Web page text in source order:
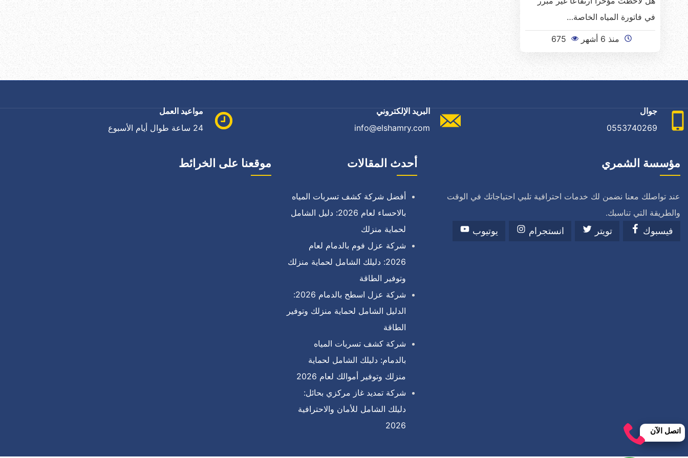
في فاتورة المياه الخاصة…
منذ 6 أشهر 675
جوال
0553740269
البريد الإلكتروني
info@elshamry.com
مواعيد العمل
24 ساعة طوال أيام الأسبوع
مؤسسة الشمري
عند تواصلك معنا نضمن لك خدمات احترافية تلبي احتياجاتك في الوقت
والطريقة التي تناسبك.
فيسبوك تويتر انستجرام يوتيوب
أحدث المقالات
أفضل شركة كشف تسربات المياه
بالاحساء لعام 2026: دليل الشامل
لحماية منزلك
شركة عزل فوم بالدمام لعام
2026: دليلك الشامل لحماية منزلك
وتوفير الطاقة
شركة عزل اسطح بالدمام 2026:
الدليل الشامل لحماية منزلك وتوفير
الطاقة
شركة كشف تسربات المياه
بالدمام: دليلك الشامل لحماية
منزلك وتوفير أموالك لعام 2026
شركة تمديد غاز مركزي بحائل:
دليلك الشامل للأمان والاحترافية
2026
موقعنا على الخرائط
اتصل الآن